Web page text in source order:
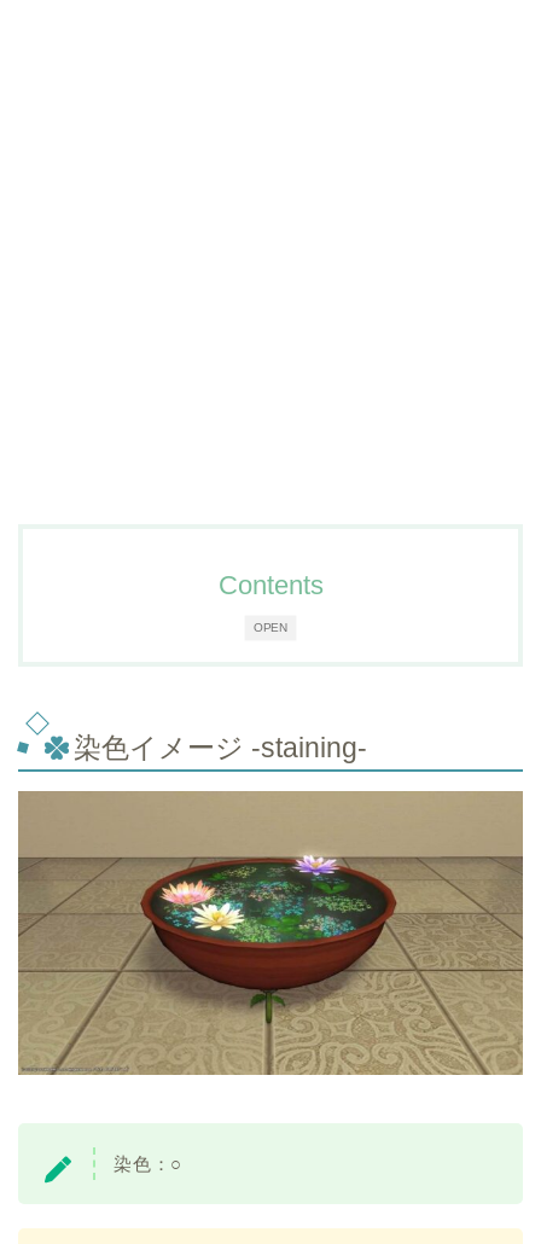
OPEN
Contents
染色イメージ -staining-
染色：○